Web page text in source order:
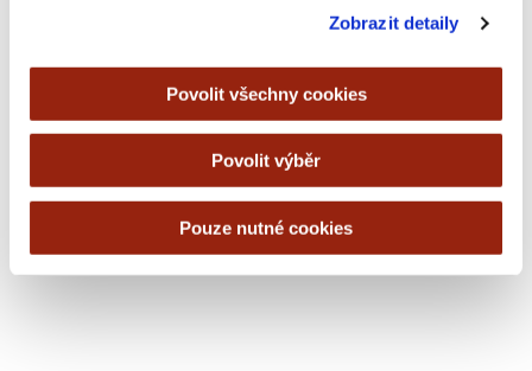
Zobrazit detaily
Povolit všechny cookies
Povolit výběr
Pouze nutné cookies